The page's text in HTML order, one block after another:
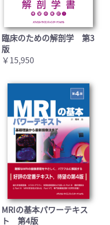
臨床のための解剖学 第3
版
￥15,950
MRIの基本パワーテキス
ト 第4版